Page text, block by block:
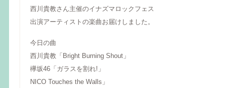
西川貴教さん主催のイナズマロックフェス
出演アーティストの楽曲お届けしました。
今日の曲
西川貴教「Bright Burning Shout」
欅坂46「ガラスを割れ!」
NICO Touches the Walls」